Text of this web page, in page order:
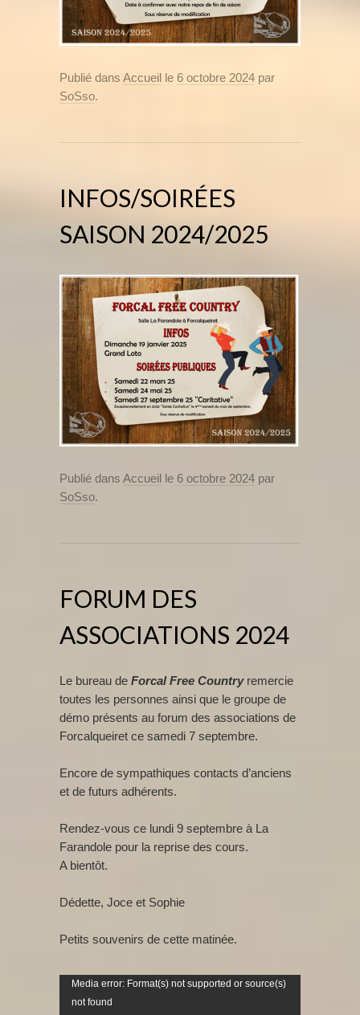
Publié dans Accueil le 6 octobre 2024 par
SoSso.
INFOS/SOIRÉES
SAISON 2024/2025
Publié dans Accueil le 6 octobre 2024 par
SoSso.
FORUM DES
ASSOCIATIONS 2024
Le bureau de Forcal Free Countryremercie
toutes les personnes ainsi que le groupe de
démo présents au forum des associations de
Forcalqueiret ce samedi 7 septembre.
Encore de sympathiques contacts d’anciens
et de futurs adhérents.
Rendez-vous ce lundi 9 septembre à La
Farandole pour la reprise des cours.
A bientôt.
Dédette, Joce et Sophie
Petits souvenirs de cette matinée.
Media error: Format(s) not supported or source(s)
not found